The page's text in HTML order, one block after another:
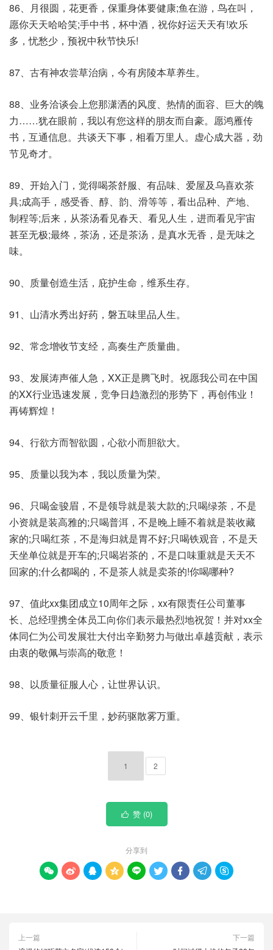
86、月很圆，花更香，保重身体要健康;鱼在游，鸟在叫，
愿你天天哈哈笑;手中书，杯中酒，祝你好运天天有!欢乐
多，忧愁少，预祝中秋节快乐!
87、古有神农尝草治病，今有房陵本草养生。
88、业务洽谈会上您那潇洒的风度、热情的面容、巨大的魄
力……犹在眼前，我以有您这样的朋友而自豪。愿鸿雁传
书，互通信息。共谈天下事，相看万里人。虚心成大器，劲
节见奇才。
89、开始入门，觉得喝茶舒服、有品味、爱屋及乌喜欢茶
具;成高手，感受香、醇、韵、滑等等，看出品种、产地、
制程等;后来，从茶汤看见春天、看见人生，进而看见宇宙
甚至无极;最终，茶汤，还是茶汤，是真水无香，是无味之
味。
90、质量创造生活，庇护生命，维系生存。
91、山清水秀出好药，磐五味里品人生。
92、常念增收节支经，高奏生产质量曲。
93、发展涛声催人急，XX正是腾飞时。祝愿我公司在中国
的XX行业迅速发展，竞争日趋激烈的形势下，再创伟业！
再铸辉煌！
94、行欲方而智欲圆，心欲小而胆欲大。
95、质量以我为本，我以质量为荣。
96、只喝金骏眉，不是领导就是装大款的;只喝绿茶，不是
小资就是装高雅的;只喝普洱，不是晚上睡不着就是装收藏
家的;只喝红茶，不是海归就是胃不好;只喝铁观音，不是天
天坐单位就是开车的;只喝岩茶的，不是口味重就是天天不
回家的;什么都喝的，不是茶人就是卖茶的!你喝哪种?
97、值此xx集团成立10周年之际，xx有限责任公司董事
长、总经理携全体员工向你们表示最热烈地祝贺！并对xx全
体同仁为公司发展壮大付出辛勤努力与做出卓越贡献，表示
由衷的敬佩与崇高的敬意！
98、以质量征服人心，让世界认识。
99、银针刺开云千里，妙药驱散雾万重。
1 2
 赞 (0)
分享到
        
上一篇
下一篇